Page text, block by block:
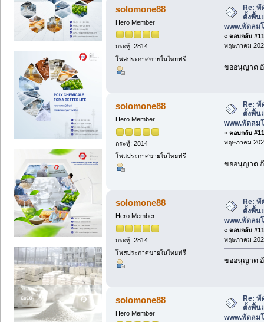
solomone88
Hero Member
กระทู้: 2814
โพสประกาศขายในไทยฟรี
Re: พั
ตั้งพื้น
www.พัดลม
« ตอบกลับ
พฤษภาคม
ขออนุญาต
solomone88
Hero Member
กระทู้: 2814
โพสประกาศขายในไทยฟรี
Re: พั
ตั้งพื้น
www.พัดลม
« ตอบกลับ
พฤษภาคม
ขออนุญาต
solomone88
Hero Member
กระทู้: 2814
โพสประกาศขายในไทยฟรี
Re: พั
ตั้งพื้น
www.พัดลม
« ตอบกลับ
พฤษภาคม
ขออนุญาต
solomone88
Hero Member
Re: พั
ตั้งพื้น
www.พัดลม